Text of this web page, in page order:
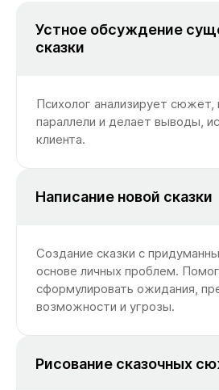
Устное обсуждение
сказки
Психолог анализирует сюжет,
параллели и делает выводы,
клиента.
Написание новой сказки
Создание сказки с
основе личных проблем.
сформулировать ожидания,
возможности и угрозы.
Рисование сказочных